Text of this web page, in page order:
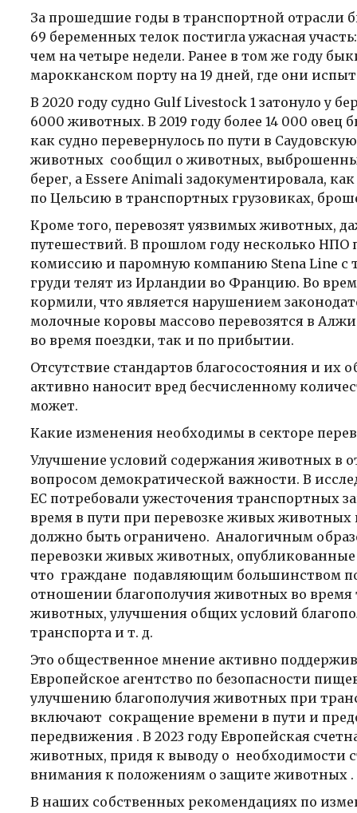
За прошедшие годы в транспортной отрасли
69 беременных телок постигла ужасная
чем на четыре недели. Ранее в том же году
марокканском порту на 19 дней, где они
В 2020 году судно Gulf Livestock 1 затонуло у
6000 животных. В 2019 году более 14 000
как судно перевернулось по пути в
животных сообщил о животных,
берег, а Essere Animali задокументировала,
по Цельсию в транспортных грузовиках,
Кроме того, перевозят уязвимых животных,
путешествий. В прошлом году несколько
комиссию и паромную компанию Stena Line с
груди телят из Ирландии во Францию. Во
кормили, что является нарушением
молочные коровы массово перевозятся в
во время поездки, так и по прибытии.
Отсутствие стандартов благосостояния и
активно наносит вред бесчисленному
может.
Какие изменения необходимы в секторе
Улучшение условий содержания животных в
вопросом демократической важности. В
ЕС потребовали ужесточения транспортных
время в пути при перевозке живых животных
должно быть ограничено. Аналогичным
перевозки живых животных, опубликованные
что граждане подавляющим большинством
отношении благополучия животных во
животных, улучшения общих условий
транспорта и т. д.
Это общественное мнение активно
Европейское агентство по безопасности
улучшению благополучия животных при
включают сокращение времени в пути и
передвижения . В 2023 году Европейская
животных, придя к выводу о необходимости
внимания к положениям о защите животных .
В наших собственных рекомендациях по